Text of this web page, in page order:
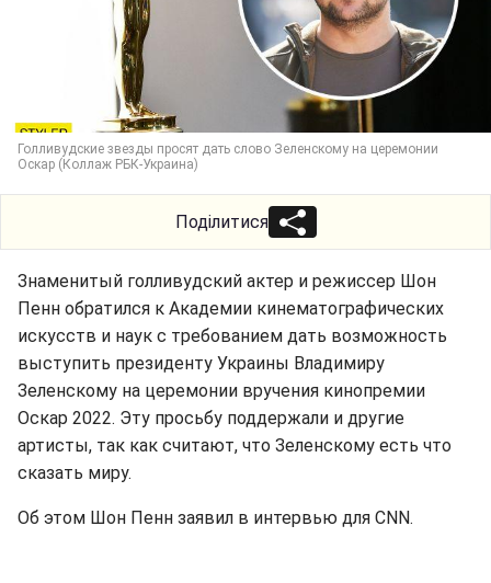
Голливудские звезды просят дать слово Зеленскому на церемонии
Оскар (Коллаж РБК-Украина)
Поділитися
Знаменитый голливудский актер и режиссер Шон
Пенн обратился к Академии кинематографических
искусств и наук с требованием дать возможность
выступить президенту Украины Владимиру
Зеленскому на церемонии вручения кинопремии
Оскар 2022. Эту просьбу поддержали и другие
артисты, так как считают, что Зеленскому есть что
сказать миру.
Об этом Шон Пенн заявил в интервью для CNN.